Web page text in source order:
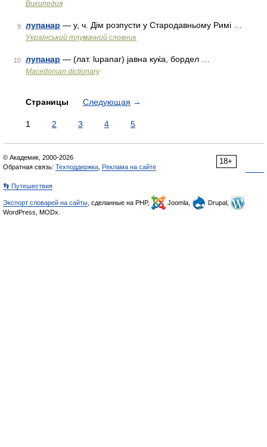
Википедия
9 лупанар — у, ч. Дім розпусти у Стародавньому Римі …
Український тлумачний словник
10 лупанар — (лат. lupanar) јавна куќа, бордел …
Macedonian dictionary
Страницы Следующая →
1 2 3 4 5
18+
© Академик, 2000-2026
Обратная связь: Техподдержка Реклама на сайте
👣 Путешествия
Экспорт словарей на сайты , сделанные на PHP, Joomla,
Drupal,
WordPress, MODx.